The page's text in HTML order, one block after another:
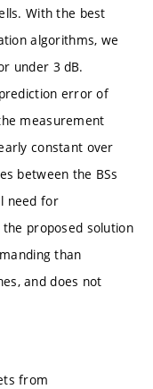
With the best
algorithms, we
under 3 dB.
error of
measurement
constant over
between the BSs
need for
proposed solution
than
and does not
from